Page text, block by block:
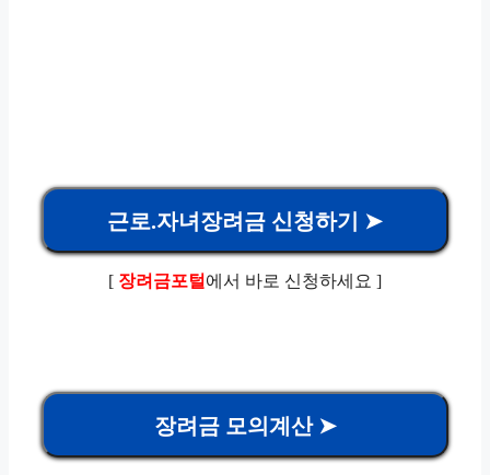
근로.자녀장려금 신청하기 ➤
[ 장려금포털 에서 바로 신청하세요 ]
장려금 모의계산 ➤